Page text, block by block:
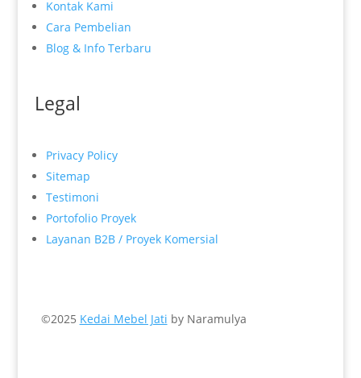
Kontak Kami
Cara Pembelian
Blog & Info Terbaru
Legal
Privacy Policy
Sitemap
Testimoni
Portofolio Proyek
Layanan B2B / Proyek Komersial
©2025 Kedai Mebel Jati by Naramulya